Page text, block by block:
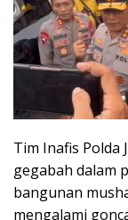
Tim Inafis Polda
gegabah dalam
bangunan
mengalami